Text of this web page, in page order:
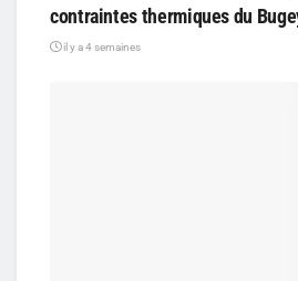
contraintes thermiques du
il y a 4 semaines